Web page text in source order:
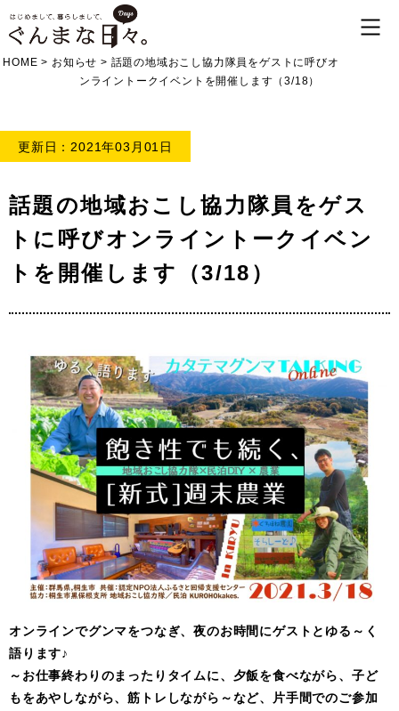
HOME > お知らせ > 話題の地域おこし協力隊員をゲストに呼びオ
ンライントークイベントを開催します（3/18）
更新日：2021年03月01日
話題の地域おこし協力隊員をゲス
トに呼びオンライントークイベン
トを開催します（3/18）
オンラインでグンマをつなぎ、夜のお時間にゲストとゆる～く
語ります♪
～お仕事終わりのまったりタイムに、夕飯を食べながら、子ど
もをあやしながら、筋トレしながら～など、片手間でのご参加